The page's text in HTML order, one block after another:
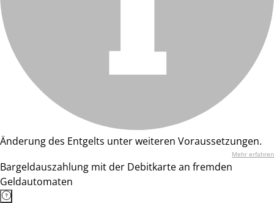
Änderung des Entgelts unter weiteren Voraussetzungen.
Mehr erfahren
Bargeldauszahlung mit der Debitkarte an fremden
Geldautomaten